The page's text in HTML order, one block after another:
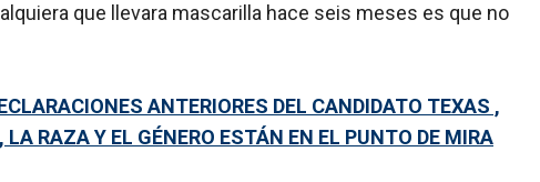
que llevara mascarilla hace seis meses es que no
ANTERIORES DEL CANDIDATO TEXAS ,
LA RAZA Y EL GÉNERO ESTÁN EN EL PUNTO DE MIRA